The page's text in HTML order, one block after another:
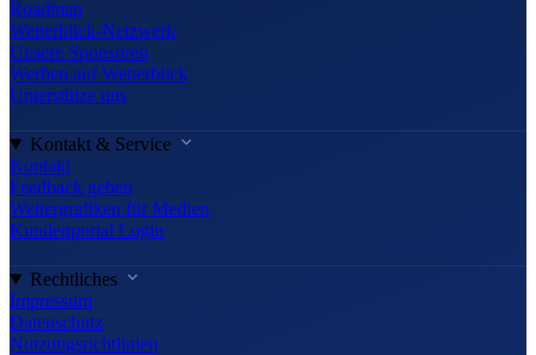
Roadmap
Wetterblick-Netzwerk
Unsere Sponsoren
Werben auf Wetterblick
Unterstütze uns
Kontakt & Service
Kontakt
Feedback geben
Wettergrafiken für Medien
Kundenportal Login
Rechtliches
Impressum
Datenschutz
Nutzungsrichtlinien